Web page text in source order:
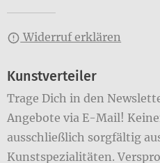
Widerruf erklären
Kunstverteiler
Trage Dich in den
Angebote via E-Mail!
ausschließlich sorgfältig
Kunstspezialitäten.